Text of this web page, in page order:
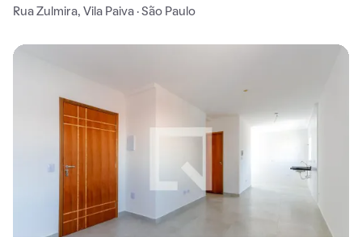
Rua Zulmira, Vila Paiva · São Paulo